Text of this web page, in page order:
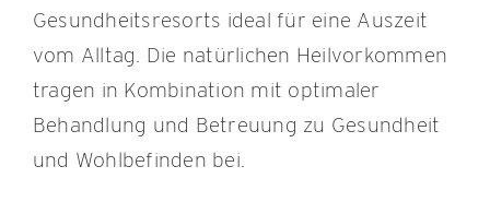
Gesundheitsresorts ideal für eine Auszeit
vom Alltag. Die natürlichen Heilvorkommen
tragen in Kombination mit optimaler
Behandlung und Betreuung zu Gesundheit
und Wohlbefinden bei.